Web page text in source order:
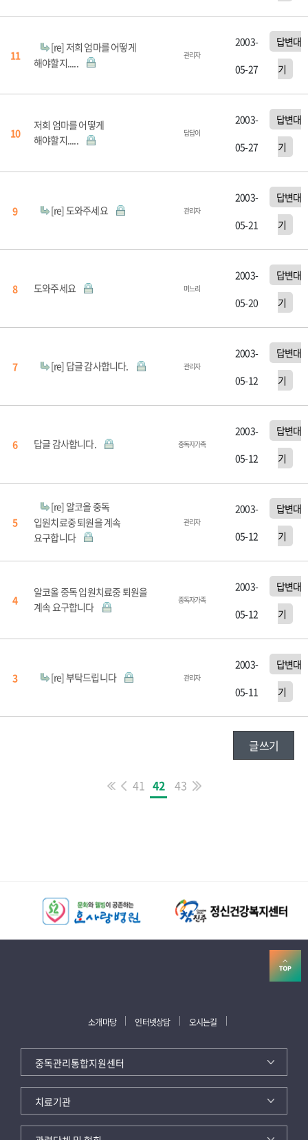
11
[re] 저희 엄마를 어떻게
해야할지.....
관리자
2003-
05-27
답변대
기
10
저희 엄마를 어떻게
해야할지.....
답답이
2003-
05-27
답변대
기
9 [re] 도와주세요 관리자
2003-
05-21
답변대
기
8 도와주세요 며느리
2003-
05-20
답변대
기
7 [re] 답글 감사합니다. 관리자
2003-
05-12
답변대
기
6 답글 감사합니다. 중독자가족
2003-
05-12
답변대
기
5
[re] 알코올 중독
입원치료중 퇴원을 계속
요구합니다
관리자
2003-
05-12
답변대
기
4
알코올 중독 입원치료중 퇴원을
계속 요구합니다
중독자가족
2003-
05-12
답변대
기
3 [re] 부탁드립니다 관리자
2003-
05-11
답변대
기
글쓰기
41 42 43
소개마당 인터넷상담 오시는길